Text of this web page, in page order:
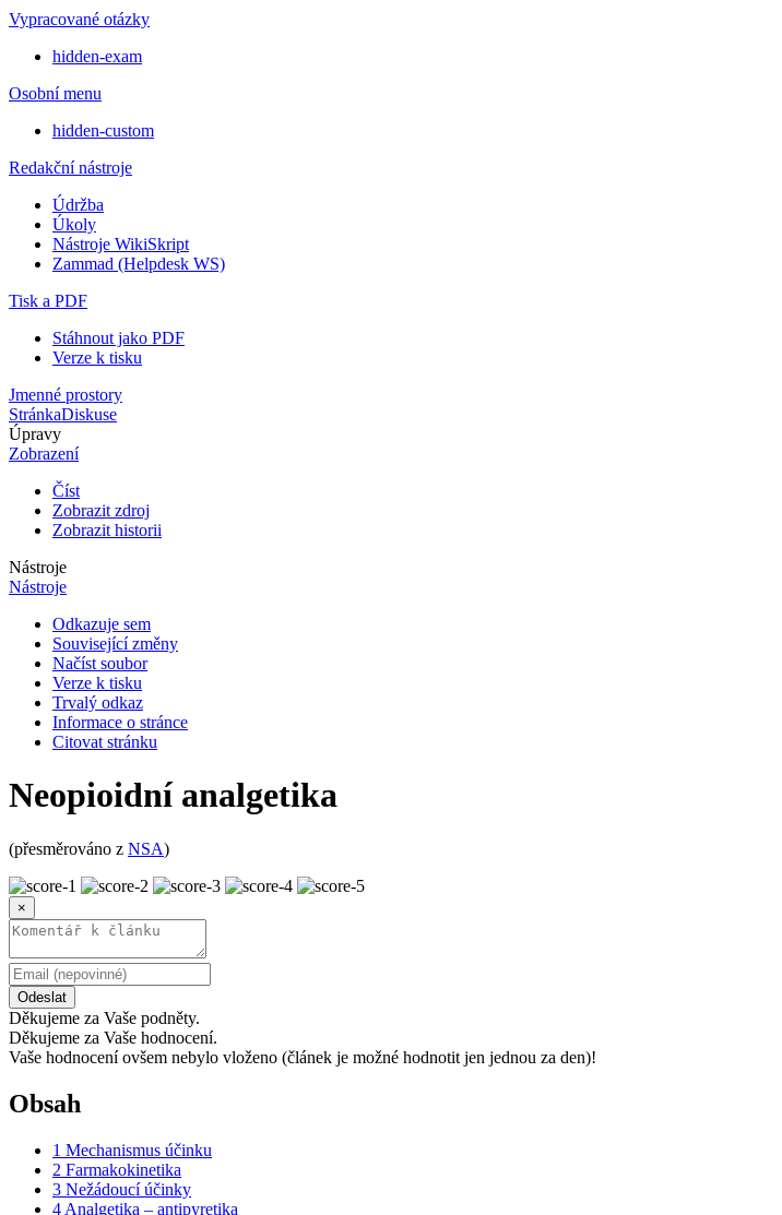
Vypracované otázky
hidden-exam
Osobní menu
hidden-custom
Redakční nástroje
Údržba
Úkoly
Nástroje WikiSkript
Zammad (Helpdesk WS)
Tisk a PDF
Stáhnout jako PDF
Verze k tisku
Jmenné prostory
StránkaDiskuse
Úpravy
Zobrazení
Číst
Zobrazit zdroj
Zobrazit historii
Nástroje
Nástroje
Odkazuje sem
Související změny
Načíst soubor
Verze k tisku
Trvalý odkaz
Informace o stránce
Citovat stránku
Neopioidní analgetika
(přesměrováno z NSA)
×
Odeslat
Děkujeme za Vaše podněty.
Děkujeme za Vaše hodnocení.
Vaše hodnocení ovšem nebylo vloženo (článek je možné hodnotit jen jednou za den)!
Obsah
1 Mechanismus účinku
2 Farmakokinetika
3 Nežádoucí účinky
4 Analgetika – antipyretika